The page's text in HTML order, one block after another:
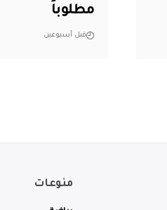
مطلوباً
قبل أسبوعين
منوعات